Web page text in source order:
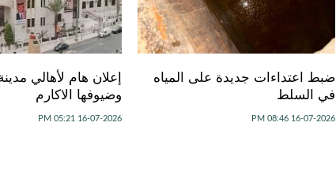
ضبط اعتداءات جديدة على المياه
في السلط
16-07-2026 08:46 PM
إعلان هام لأهالي
وضيوفها الاكارم
16-07-2026 05:21 PM